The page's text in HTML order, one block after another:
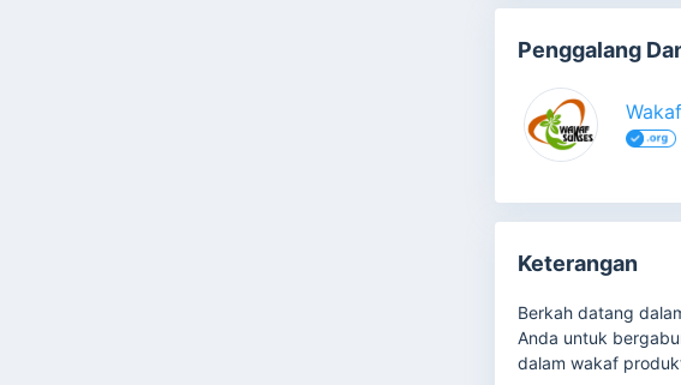
Penggalang
Keterangan
Berkah datang
Anda untuk
dalam wakaf